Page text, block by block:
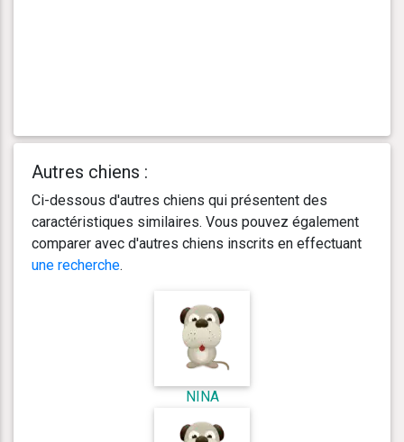
Autres chiens :
Ci-dessous d'autres chiens qui présentent des
caractéristiques similaires. Vous pouvez également
comparer avec d'autres chiens inscrits en effectuant
une recherche.
NINA